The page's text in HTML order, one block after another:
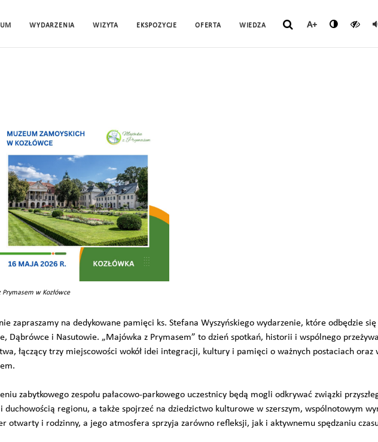
WYDARZENIA WIZYTA EKSPOZYCJE OFERTA WIEDZA A+
w Kozłówce
zapraszamy na dedykowane pamięci ks. Stefana Wyszyńskiego wydarzenie, które odbędzie
Dąbrówce i Nasutowie. „Majówka z Prymasem” to dzień spotkań, historii i wspólnego
łączący trzy miejscowości wokół idei integracji, kultury i pamięci o ważnych postaciach oraz
zabytkowego zespołu pałacowo-parkowego uczestnicy będą mogli odkrywać związki
duchowością regionu, a także spojrzeć na dziedzictwo kulturowe w szerszym, wspólnotowym
otwarty i rodzinny, a jego atmosfera sprzyja zarówno refleksji, jak i aktywnemu spędzaniu